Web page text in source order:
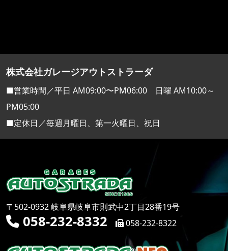
株式会社ガレージアウトストラーダ
■営業時間／平日 AM09:00〜PM06:00 日曜 AM10:00～
PM05:00
■定休日／毎週月曜日、第一火曜日、祝日
〒502-0932 岐阜県岐阜市則武中2丁目28番19号
058-232-8332 058-232-8322